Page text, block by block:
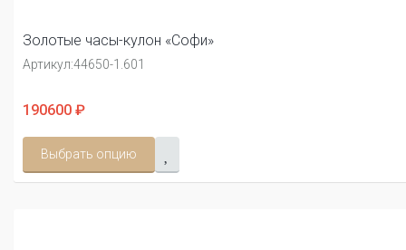
Золотые часы-кулон «Софи»
Артикул:44650-1.601
190600 ₽
Выбрать опцию